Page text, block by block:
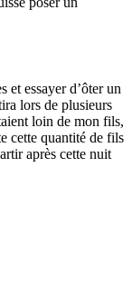
et essayer d’ôter un
lors de plusieurs
loin de mon fils,
cette quantité de fils
après cette nuit